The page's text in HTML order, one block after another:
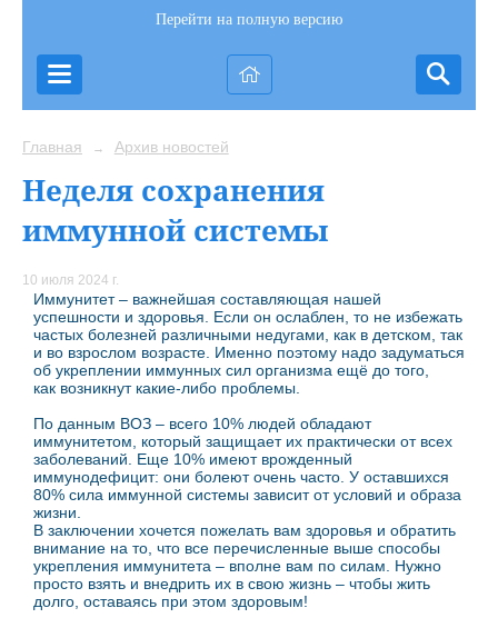
Перейти на полную версию
Главная → Архив новостей
Неделя сохранения
иммунной системы
10 июля 2024 г.
Иммунитет – важнейшая составляющая нашей
успешности и здоровья. Если он ослаблен, то не избежать
частых болезней различными недугами, как в детском, так
и во взрослом возрасте. Именно поэтому надо задуматься
об укреплении иммунных сил организма ещё до того,
как возникнут какие-либо проблемы.
По данным ВОЗ – всего 10% людей обладают
иммунитетом, который защищает их практически от всех
заболеваний. Еще 10% имеют врожденный
иммунодефицит: они болеют очень часто. У оставшихся
80% сила иммунной системы зависит от условий и образа
жизни.
В заключении хочется пожелать вам здоровья и обратить
внимание на то, что все перечисленные выше способы
укрепления иммунитета – вполне вам по силам. Нужно
просто взять и внедрить их в свою жизнь – чтобы жить
долго, оставаясь при этом здоровым!